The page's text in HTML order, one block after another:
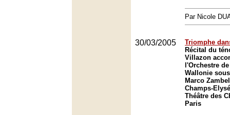
Par Nicole
30/03/2005
Triomphe
Récital du
Villazon
l'Orchestre
Wallonie
Marco
Champs-
Théâtre des
Paris